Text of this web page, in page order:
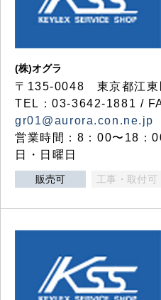
(株)オグラ
〒135-0048 東京都江東
TEL：03-3642-1881 /
gr01@aurora.con.ne.jp
営業時間：8：00〜18：
日・日曜日
販売可 工事・取付可